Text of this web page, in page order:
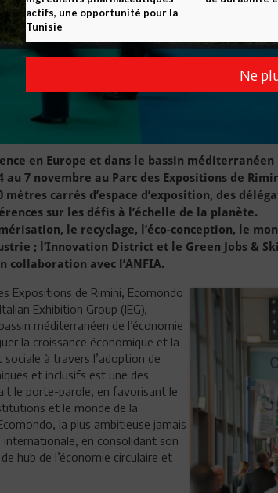
en Europe et dans le bassin
7 novembre au Parc des Expositions de
mètres carrés d’espace d’exposition, des
sur les défis à l’échelle de la planète.
le recyclage, l’éco-conception, le
; l’Innovation District et le Green Jobs &
collaboration avec l’ANFIA.
Expositions de Rimini, Ecomondo
Exhibition Group (IEG),
méditerranéen de l’économie
la croissance économique et la
à travers l’adoption de
et inclusifs est une des
le porte-parole, en favorisant le
et le monde de la
la plus ambitieuse jamais
en consolidant son
hub de l’économie circulaire et
actifs, une opportunité pour la
Tunisie
Ne